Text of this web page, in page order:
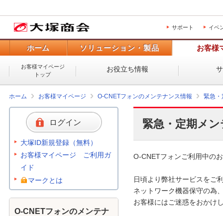
サポート イベ
ホーム ソリューション・製品 お客様
お客様マイページ
トップ
お役立ち情報
ホーム お客様マイページ O-CNETフォンのメンテナンス情報 緊急・
緊急・定期メ
O-CNETフォンご利用中の
日頃より弊社サービスをご
ネットワーク機器保守の為
お客様にはご迷惑をおかけ
ログイン
大塚ID新規登録（無料）
お客様マイページ ご利用ガ
イド
マークとは
O-CNETフォンのメンテナ